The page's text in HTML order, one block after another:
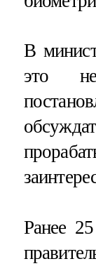
В
это
Ранее